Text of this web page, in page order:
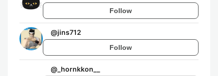
Follow
@jins712
Follow
@ _hornkkon__